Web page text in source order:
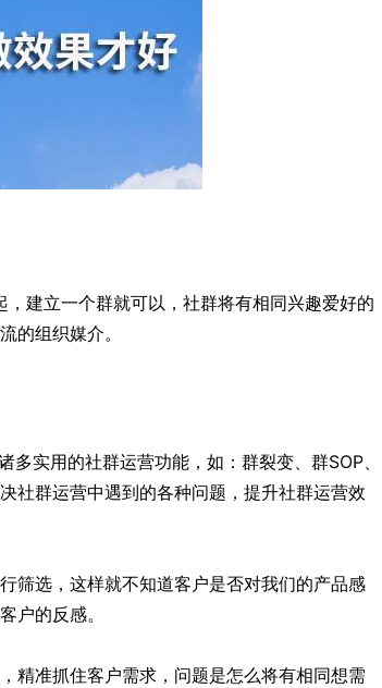
建立一个群就可以，社群将有相同兴趣爱好的
的组织媒介。
实用的社群运营功能，如：群裂变、群SOP、
社群运营中遇到的各种问题，提升社群运营效
筛选，这样就不知道客户是否对我们的产品感
户的反感。
精准抓住客户需求，问题是怎么将有相同想需